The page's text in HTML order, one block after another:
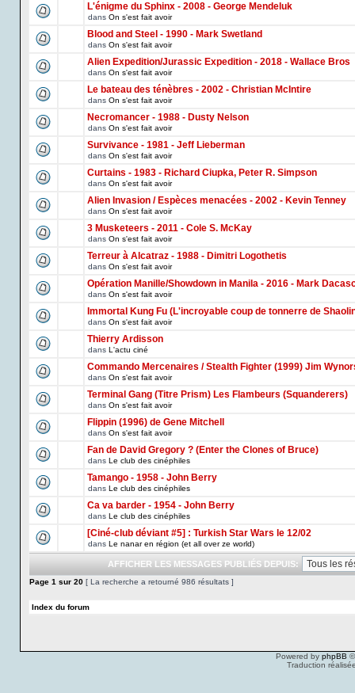
L'énigme du Sphinx - 2008 - George Mendeluk
dans On s'est fait avoir
Blood and Steel - 1990 - Mark Swetland
dans On s'est fait avoir
Alien Expedition/Jurassic Expedition - 2018 - Wallace Bros
dans On s'est fait avoir
Le bateau des ténèbres - 2002 - Christian McIntire
dans On s'est fait avoir
Necromancer - 1988 - Dusty Nelson
dans On s'est fait avoir
Survivance - 1981 - Jeff Lieberman
dans On s'est fait avoir
Curtains - 1983 - Richard Ciupka, Peter R. Simpson
dans On s'est fait avoir
Alien Invasion / Espèces menacées - 2002 - Kevin Tenney
dans On s'est fait avoir
3 Musketeers - 2011 - Cole S. McKay
dans On s'est fait avoir
Terreur à Alcatraz - 1988 - Dimitri Logothetis
dans On s'est fait avoir
Opération Manille/Showdown in Manila - 2016 - Mark
dans On s'est fait avoir
Immortal Kung Fu (L'incroyable coup de tonnerre de
dans On s'est fait avoir
Thierry Ardisson
dans L'actu ciné
Commando Mercenaires / Stealth Fighter (1999) Jim
dans On s'est fait avoir
Terminal Gang (Titre Prism) Les Flambeurs (Squanderers)
dans On s'est fait avoir
Flippin (1996) de Gene Mitchell
dans On s'est fait avoir
Fan de David Gregory ? (Enter the Clones of Bruce)
dans Le club des cinéphiles
Tamango - 1958 - John Berry
dans Le club des cinéphiles
Ca va barder - 1954 - John Berry
dans Le club des cinéphiles
[Ciné-club déviant #5] : Turkish Star Wars le 12/02
dans Le nanar en région (et all over ze world)
AFFICHER LES MESSAGES PUBLIÉS DEPUIS:
Page 1 sur 20 [ La recherche a retourné 986 résultats ]
Index du forum
Powered by phpBB
Traduction